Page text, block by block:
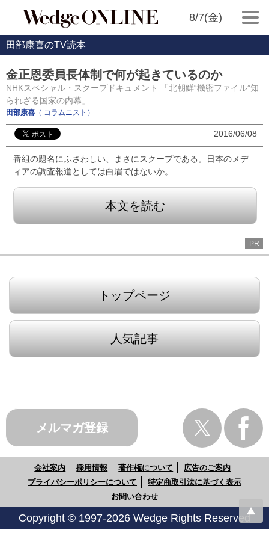
8/7(金)
田部康喜のTV読本
金正恩委員長体制で何が起きているのか
NHKスペシャル・スクープドキュメント 「北朝鮮“機密ファイル”知
られざる国家の内幕」
田部康喜 （ コラムニスト）
2016/06/08
番組の題名にふさわしい、まさにスクープである。日本のメデ
ィアの調査報道としては白眉ではないか。
本文を読む
PR
トップページ
人気記事
メルマガ登録
会社案内 採用情報 著作権について
広告のご案内
プライバシーポリシーについて
特定商取引法に基づく表示
お問い合わせ
Copyright © 1997-2026 Wedge Rights Reserved